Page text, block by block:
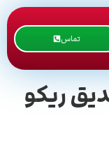
تماس
ریکو